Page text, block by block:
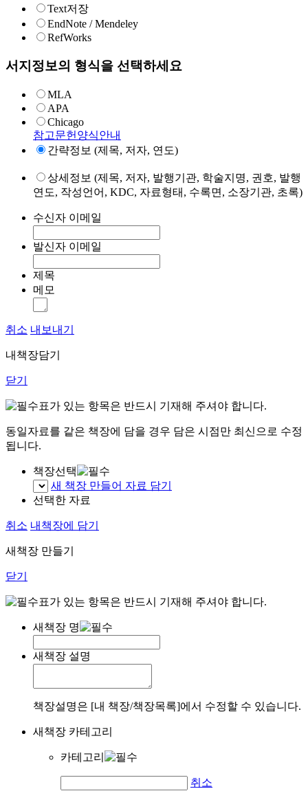
Text저장
EndNote / Mendeley
RefWorks
서지정보의 형식을 선택하세요
MLA
APA
Chicago
참고문헌양식안내
간략정보 (제목, 저자, 연도)
상세정보 (제목, 저자, 발행기관, 학술지명, 권호, 발행
연도, 작성언어, KDC, 자료형태, 수록면, 소장기관, 초록)
수신자 이메일
발신자 이메일
제목
메모
취소 내보내기
내책장담기
닫기
표가 있는 항목은 반드시 기재해 주셔야 합니다.
동일자료를 같은 책장에 담을 경우 담은 시점만 최신으로 수정
됩니다.
책장선택
새 책장 만들어 자료 담기
선택한 자료
취소 내책장에 담기
새책장 만들기
닫기
표가 있는 항목은 반드시 기재해 주셔야 합니다.
새책장 명
새책장 설명
책장설명은 [내 책장/책장목록]에서 수정할 수 있습니다.
새책장 카테고리
카테고리
취소